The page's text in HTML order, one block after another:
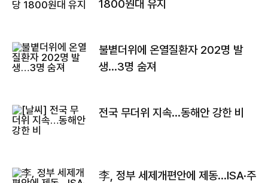
1800원대 유지
불볕더위에 온열질환자 202명 발
생…3명 숨져
전국 무더위 지속…동해안 강한 비
李, 정부 세제개편안에 제동…ISA·주